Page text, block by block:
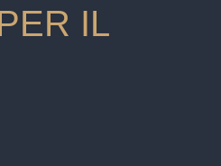
IL